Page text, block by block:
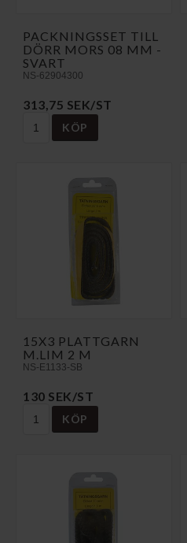
PACKNINGSSET TILL
DÖRR MORS 08 MM -
SVART
NS-62904300
313,75 SEK/ST
KÖP
15X3 PLATTGARN
M.LIM 2 M
NS-E1133-SB
130 SEK/ST
KÖP